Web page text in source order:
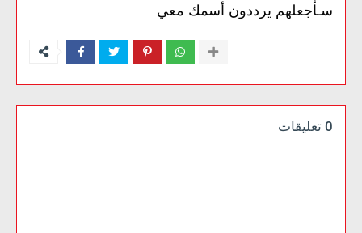
سـأجعلهم يرددون أسمك معي
0 تعليقات